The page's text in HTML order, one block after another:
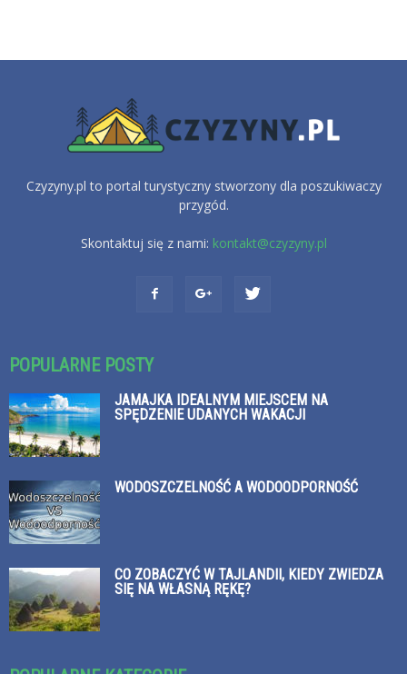
Czyzyny.pl to portal turystyczny stworzony dla poszukiwaczy
przygód.
Skontaktuj się z nami: kontakt@czyzyny.pl
POPULARNE POSTY
JAMAJKA IDEALNYM MIEJSCEM NA
SPĘDZENIE UDANYCH WAKACJI
WODOSZCZELNOŚĆ A WODOODPORNOŚĆ
CO ZOBACZYĆ W TAJLANDII, KIEDY ZWIEDZA
SIĘ NA WŁASNĄ RĘKĘ?